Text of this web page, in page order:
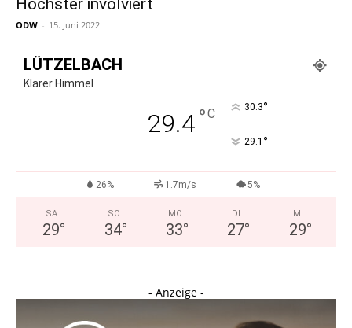
Höchster involviert
ODW - 15. Juni 2022
LÜTZELBACH
Klarer Himmel
29.4°C 30.3°
29.1 °
26% 1.7m/s 5%
SA.
29°
SO.
34°
MO.
33°
DI.
27°
MI.
29°
- Anzeige -